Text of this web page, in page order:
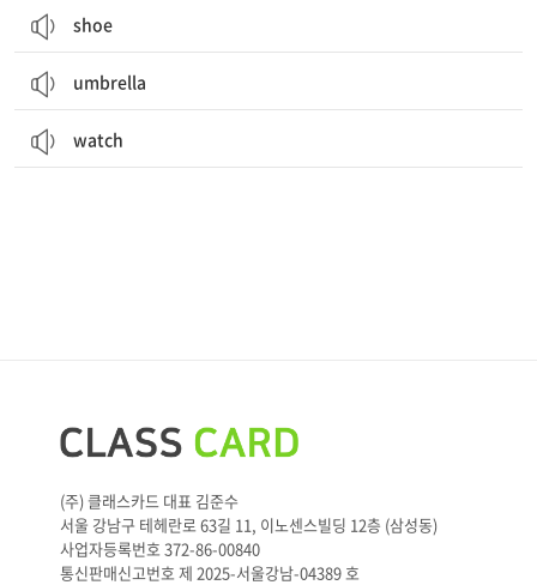
shoe
umbrella
watch
(주) 클래스카드 대표 김준수
서울 강남구 테헤란로 63길 11, 이노센스빌딩 12층 (삼성동)
사업자등록번호 372-86-00840
통신판매신고번호 제 2025-서울강남-04389 호